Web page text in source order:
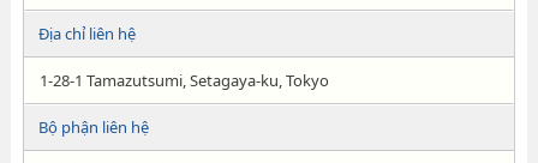
Địa chỉ liên hệ
1-28-1 Tamazutsumi, Setagaya-ku, Tokyo
Bộ phận liên hệ